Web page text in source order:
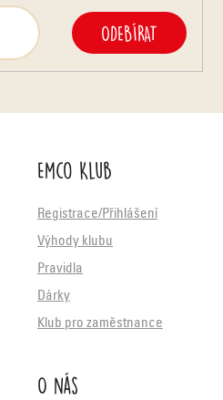
ODEBÍRAT
Emco Klub
Registrace/Přihlášení
Výhody klubu
Pravidla
Dárky
Klub pro zaměstnance
O nás